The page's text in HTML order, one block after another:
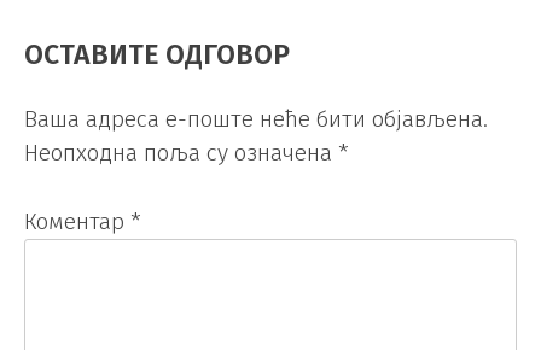
ОСТАВИТЕ ОДГОВОР
Ваша адреса е-поште неће бити објављена.
Неопходна поља су означена *
Коментар *